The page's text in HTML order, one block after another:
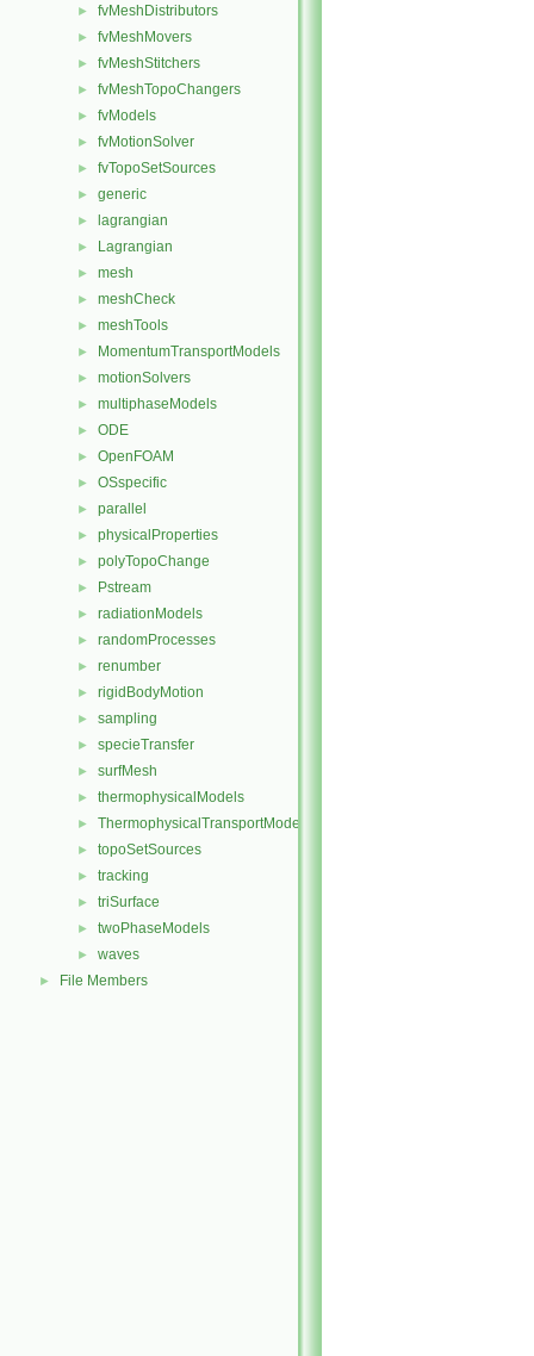
► fvMeshDistributors
► fvMeshMovers
► fvMeshStitchers
► fvMeshTopoChangers
► fvModels
► fvMotionSolver
► fvTopoSetSources
► generic
► lagrangian
► Lagrangian
► mesh
► meshCheck
► meshTools
► MomentumTransportModels
► motionSolvers
► multiphaseModels
► ODE
► OpenFOAM
► OSspecific
► parallel
► physicalProperties
► polyTopoChange
► Pstream
► radiationModels
► randomProcesses
► renumber
► rigidBodyMotion
► sampling
► specieTransfer
► surfMesh
► thermophysicalModels
► ThermophysicalTransportModels
► topoSetSources
► tracking
► triSurface
► twoPhaseModels
► waves
► File Members